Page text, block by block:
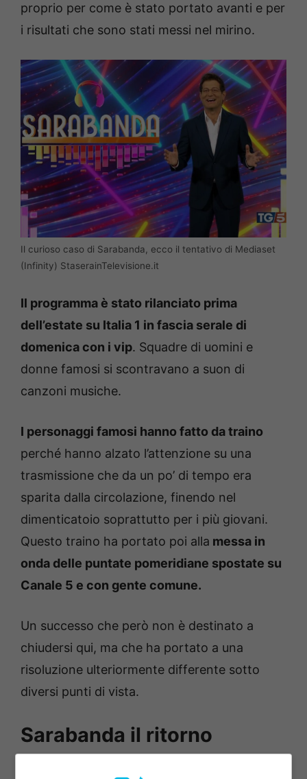
proprio per come è stato portato avanti e per
i risultati che sono stati messi nel mirino.
Il curioso caso di Sarabanda, ecco il tentativo di Mediaset
(Infinity) StaserainTelevisione.it
Il programma è stato rilanciato prima
dell’estate su Italia 1 in fascia serale di
domenica con i vip. Squadre di uomini e
donne famosi si scontravano a suon di
canzoni musiche.
I personaggi famosi hanno fatto da traino
perché hanno alzato l’attenzione su una
trasmissione che da un po’ di tempo era
sparita dalla circolazione, finendo nel
dimenticatoio soprattutto per i più giovani.
Questo traino ha portato poi alla messa in
onda delle puntate pomeridiane spostate su
Canale 5 e con gente comune.
Un successo che però non è destinato a
chiudersi qui, ma che ha portato a una
risoluzione ulteriormente differente sotto
diversi punti di vista.
Sarabanda il ritorno
Sarabanda è tornata in scena con altre vesti,